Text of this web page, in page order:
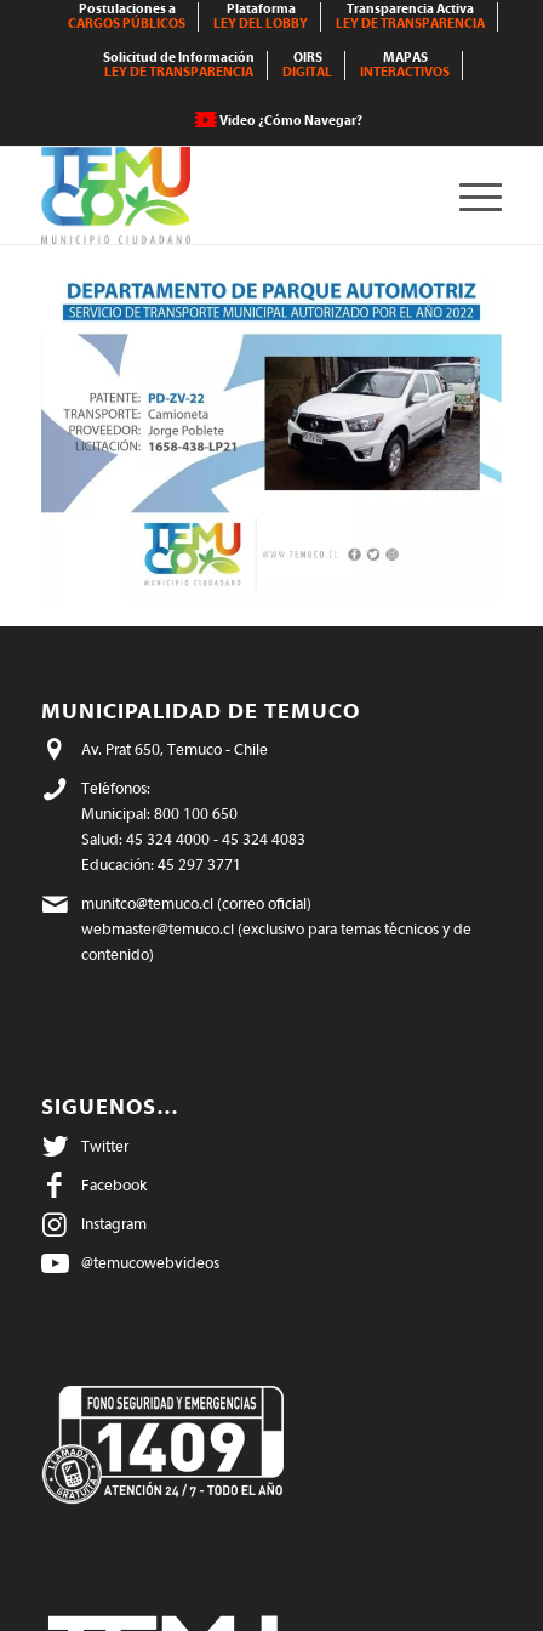
Postulaciones a
CARGOS PÚBLICOS
Plataforma
LEY DEL LOBBY
Transparencia Activa
LEY DE TRANSPARENCIA
Solicitud de Información
LEY DE TRANSPARENCIA
OIRS
DIGITAL
MAPAS
INTERACTIVOS
Video ¿Cómo Navegar?
MUNICIPALIDAD DE TEMUCO
Av. Prat 650, Temuco - Chile
Teléfonos:
Municipal: 800 100 650
Salud: 45 324 4000 - 45 324 4083
Educación: 45 297 3771
munitco@temuco.cl(correo oficial)
webmaster@temuco.cl(exclusivo para temas técnicos y de
contenido)
SIGUENOS…
Twitter
Facebook
Instagram
@temucowebvideos